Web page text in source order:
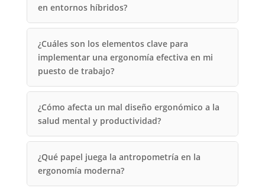
en entornos híbridos?
¿Cuáles son los elementos clave para
implementar una ergonomía efectiva en mi
puesto de trabajo?
¿Cómo afecta un mal diseño ergonómico a la
salud mental y productividad?
¿Qué papel juega la antropometría en la
ergonomía moderna?